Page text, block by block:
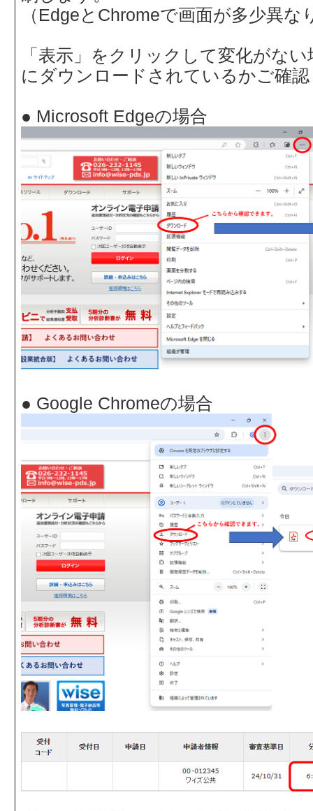
（EdgeとChromeで画面が多少異な
「表示」をクリックして変化がな
にダウンロードされているかご確
● Microsoft Edgeの場合
● Google Chromeの場合